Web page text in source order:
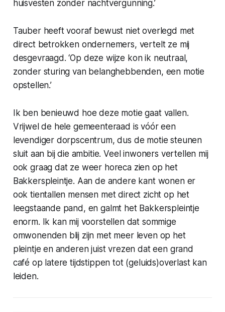
huisvesten zonder nachtvergunning.’
Tauber heeft vooraf bewust niet overlegd met
direct betrokken ondernemers, vertelt ze mij
desgevraagd. ‘Op deze wijze kon ik neutraal,
zonder sturing van belanghebbenden, een motie
opstellen.’
Ik ben benieuwd hoe deze motie gaat vallen.
Vrijwel de hele gemeenteraad is vóór een
levendiger dorpscentrum, dus de motie steunen
sluit aan bij die ambitie. Veel inwoners vertellen mij
ook graag dat ze weer horeca zien op het
Bakkerspleintje. Aan de andere kant wonen er
ook tientallen mensen met direct zicht op het
leegstaande pand, en galmt het Bakkerspleintje
enorm. Ik kan mij voorstellen dat sommige
omwonenden blij zijn met meer leven op het
pleintje en anderen juist vrezen dat een grand
café op latere tijdstippen tot (geluids)overlast kan
leiden.